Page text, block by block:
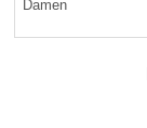
Damen